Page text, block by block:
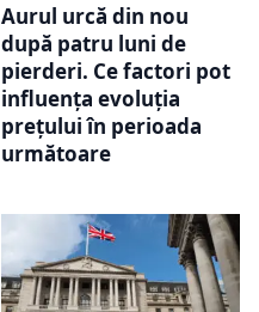
Aurul urcă din nou
după patru luni de
pierderi. Ce factori pot
influența evoluția
prețului în perioada
următoare